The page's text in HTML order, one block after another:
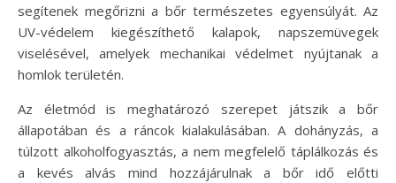
segítenek megőrizni a bőr természetes egyensúlyát. Az
UV-védelem kiegészíthető kalapok, napszemüvegek
viselésével, amelyek mechanikai védelmet nyújtanak a
homlok területén.
Az életmód is meghatározó szerepet játszik a bőr
állapotában és a ráncok kialakulásában. A dohányzás, a
túlzott alkoholfogyasztás, a nem megfelelő táplálkozás és
a kevés alvás mind hozzájárulnak a bőr idő előtti